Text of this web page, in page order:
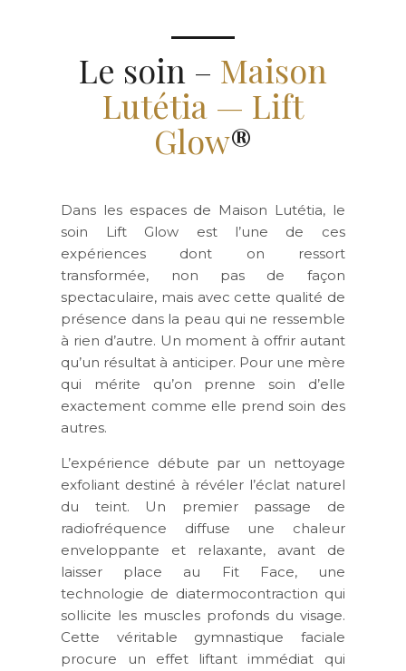
Le soin – Maison
Lutétia — Lift
Glow®
Dans les espaces de Maison Lutétia, le
soin Lift Glow est l’une de ces
expériences dont on ressort
transformée, non pas de façon
spectaculaire, mais avec cette qualité de
présence dans la peau qui ne ressemble
à rien d’autre. Un moment à offrir autant
qu’un résultat à anticiper. Pour une mère
qui mérite qu’on prenne soin d’elle
exactement comme elle prend soin des
autres.
L’expérience débute par un nettoyage
exfoliant destiné à révéler l’éclat naturel
du teint. Un premier passage de
radiofréquence diffuse une chaleur
enveloppante et relaxante, avant de
laisser place au Fit Face, une
technologie de diatermocontraction qui
sollicite les muscles profonds du visage.
Cette véritable gymnastique faciale
procure un effet liftant immédiat qui